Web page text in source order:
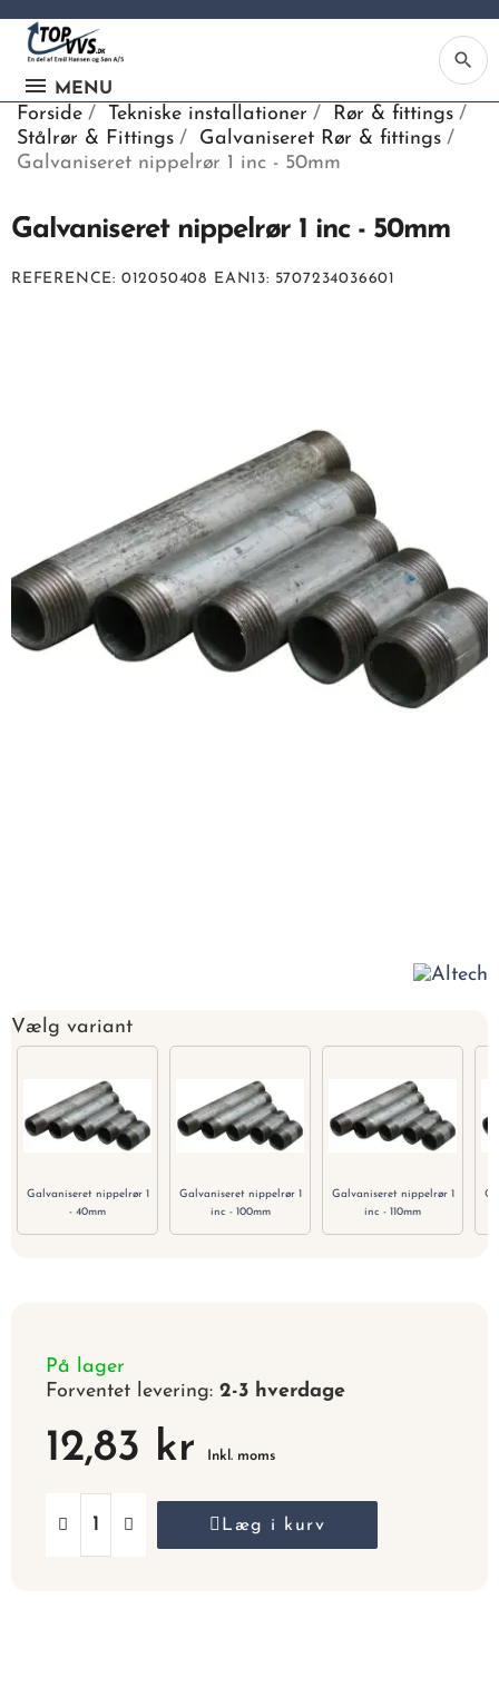
MENU
search
Forside Tekniske installationer
Rør & fittings
Stålrør & Fittings
Galvaniseret Rør & fittings
Galvaniseret nippelrør 1 inc - 50mm
Galvaniseret nippelrør 1 inc - 50mm
REFERENCE 012050408 EAN13 5707234036601
Vælg variant
Galvaniseret nippelrør 1
- 40mm
Galvaniseret nippelrør 1
inc - 100mm
Galvaniseret nippelrør 1
inc - 110mm
På lager
Forventet levering: 2-3 hverdage
12,83 kr Inkl. moms
Læg i kurv